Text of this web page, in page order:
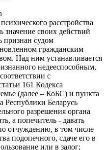
расстройства
значение своих действий
признан судом
гражданским
Над ним устанавливается
недееспособным,
с
161 Кодекса
(далее – КоБС) и пункта
Республики Беларусь
разрешения органа
а попечитель - давать
отчуждению, в том числе
подопечного, сдаче его в
или в залог;